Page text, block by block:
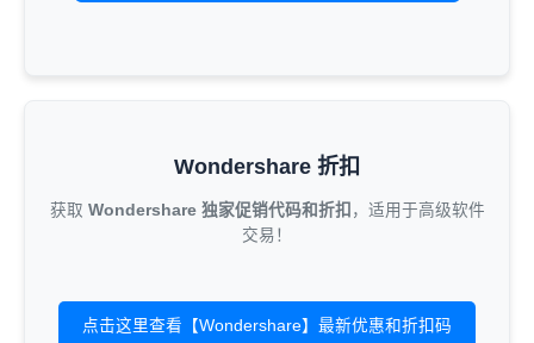
Wondershare 折扣
获取 Wondershare 独家促销代码和折扣 ，适用于高级软件
交易！
点击这里查看【Wondershare】最新优惠和折扣码